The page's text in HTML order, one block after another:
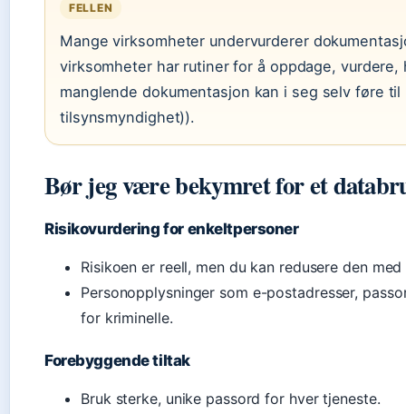
FELLEN
Mange virksomheter undervurderer
virksomheter har rutiner for å oppdage,
manglende dokumentasjon kan i seg selv føre
tilsynsmyndighet)).
Bør jeg være bekymret for et
Risikovurdering for enkeltpersoner
Risikoen er reell, men du kan redusere den
Personopplysninger som e-postadresser,
for kriminelle.
Forebyggende tiltak
Bruk sterke, unike passord for hver tjeneste.